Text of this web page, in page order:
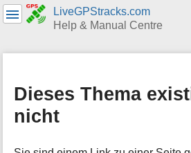
LiveGPStracks.com
Help & Manual Centre
Dieses Thema
nicht